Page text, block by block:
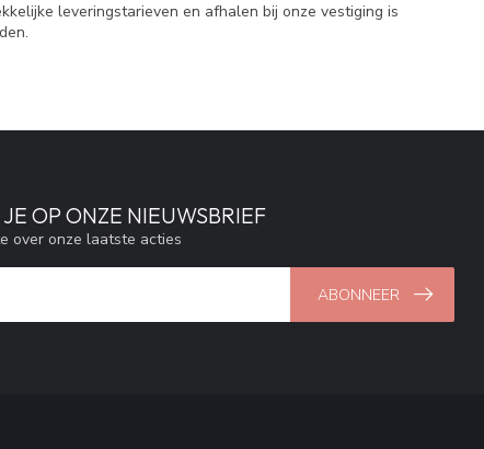
leveringstarieven en afhalen bij onze vestiging is
OP ONZE NIEUWSBRIEF
over onze laatste acties
ABONNEER